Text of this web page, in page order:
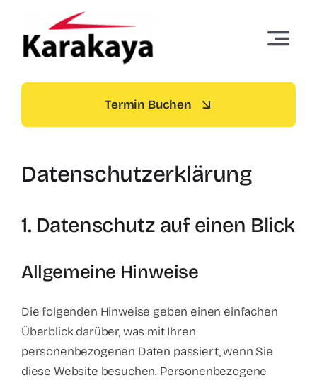
content
Toggle
Termin buchen
Über Uns
Standorte
Dienstleistungen
Preise
Kontakt
Termin Buchen
Datenschutzerklärung
1. Datenschutz auf einen Blick
Allgemeine Hinweise
Die folgenden Hinweise geben einen einfachen
Überblick darüber, was mit Ihren
personenbezogenen Daten passiert, wenn Sie
diese Website besuchen. Personenbezogene